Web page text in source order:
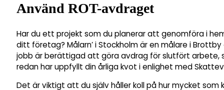
Använd ROT-avdraget
Har du ett projekt som du planerar att genomföra i
ditt företag? Målarn’ i Stockholm är en målare i
jobb är berättigad att göra avdrag för slutfört arbete,
redan har uppfyllt din årliga kvot i enlighet med
Det är viktigt att du själv håller koll på hur mycket som